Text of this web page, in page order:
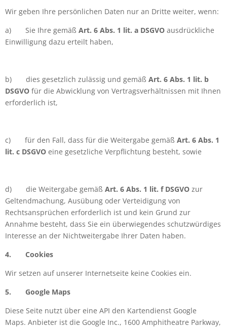
Wir geben Ihre persönlichen Daten nur an Dritte weiter, wenn:
a) Sie Ihre gemäß Art. 6 Abs. 1 lit. a DSGVO ausdrückliche
Einwilligung dazu erteilt haben,
b) dies gesetzlich zulässig und gemäß Art. 6 Abs. 1 lit. b
DSGVO für die Abwicklung von Vertragsverhältnissen mit Ihnen
erforderlich ist,
c) für den Fall, dass für die Weitergabe gemäß Art. 6 Abs. 1
lit. c DSGVO eine gesetzliche Verpflichtung besteht, sowie
d) die Weitergabe gemäß Art. 6 Abs. 1 lit. f DSGVO zur
Geltendmachung, Ausübung oder Verteidigung von
Rechtsansprüchen erforderlich ist und kein Grund zur
Annahme besteht, dass Sie ein überwiegendes schutzwürdiges
Interesse an der Nichtweitergabe Ihrer Daten haben.
4. Cookies
Wir setzen auf unserer Internetseite keine Cookies ein.
5.
Google Maps
Diese Seite nutzt über eine API den Kartendienst Google
Maps. Anbieter ist die Google Inc., 1600 Amphitheatre Parkway,